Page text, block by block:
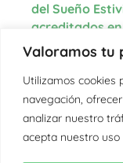
Valoramos tu
Utilizamos cookies
navegación,
analizar nuestro
acepta nuestro uso
del Sueño
acreditados
Las fuentes de
redacción de
literatura
ámbito de la
como de la